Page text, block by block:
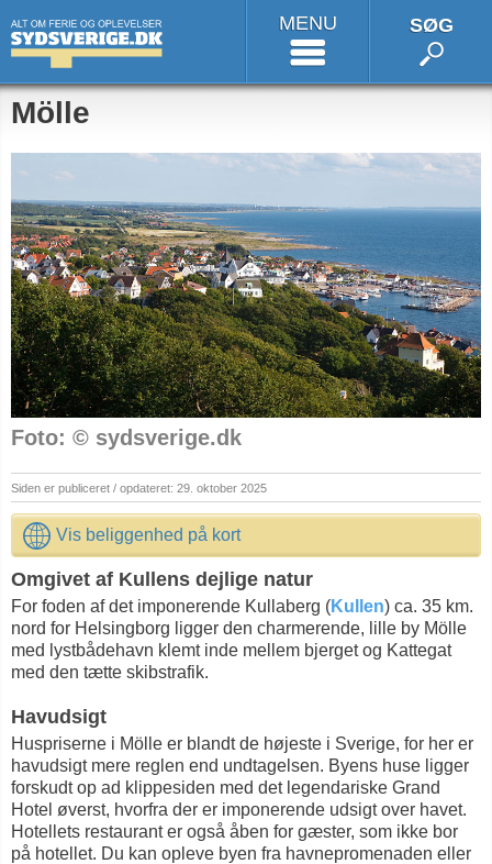
MENU SØG
Mölle
Foto: © sydsverige.dk
Siden er publiceret / opdateret: 29. oktober 2025
Vis beliggenhed på kort
Omgivet af Kullens dejlige natur
For foden af det imponerende Kullaberg (Kullen) ca. 35 km.
nord for Helsingborg ligger den charmerende, lille by Mölle
med lystbådehavn klemt inde mellem bjerget og Kattegat
med den tætte skibstrafik.
Havudsigt
Huspriserne i Mölle er blandt de højeste i Sverige, for her er
havudsigt mere reglen end undtagelsen. Byens huse ligger
forskudt op ad klippesiden med det legendariske Grand
Hotel øverst, hvorfra der er imponerende udsigt over havet.
Hotellets restaurant er også åben for gæster, som ikke bor
på hotellet. Du kan opleve byen fra havnepromenaden eller